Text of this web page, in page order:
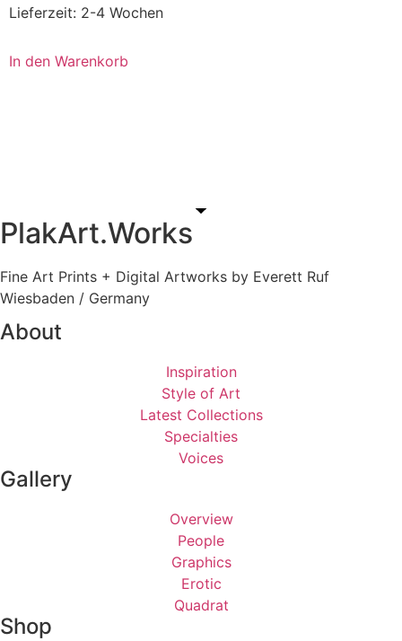
Lieferzeit: 2-4 Wochen
In den Warenkorb
PlakArt.Works
Fine Art Prints + Digital Artworks by Everett Ruf
Wiesbaden / Germany
About
Inspiration
Style of Art
Latest Collections
Specialties
Voices
Gallery
Overview
People
Graphics
Erotic
Quadrat
Shop